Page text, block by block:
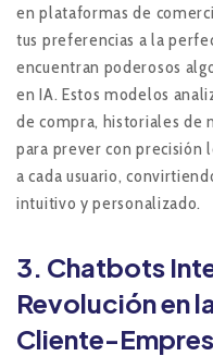
en plataformas de
tus preferencias a la
encuentran poderosos
en IA. Estos modelos
de compra, historiales de
para prever con precisión
a cada usuario,
intuitivo y personalizado.
3. Chatbots
Revolución en
Cliente-